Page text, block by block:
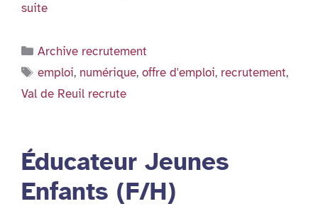
suite
Catégories
Archive recrutement
Étiquettes
emploi, numérique,offre d'emploi, recrutement,
Val de Reuil recrute
Éducateur Jeunes
Enfants (F/H)